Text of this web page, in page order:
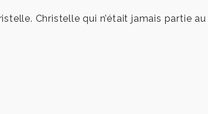
Christelle qui n’était jamais partie